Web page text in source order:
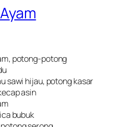
potong-potong
sawi hijau, potong kasar
asin
bubuk